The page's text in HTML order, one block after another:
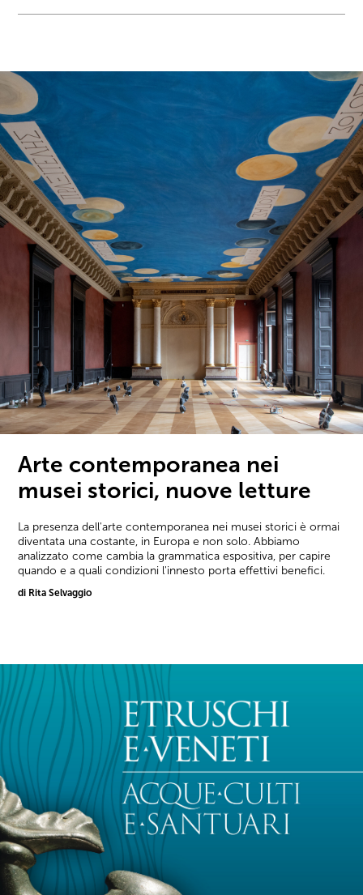
Arte contemporanea nei
musei storici, nuove letture
La presenza dell'arte contemporanea nei musei storici è ormai
diventata una costante, in Europa e non solo. Abbiamo
analizzato come cambia la grammatica espositiva, per capire
quando e a quali condizioni l'innesto porta effettivi benefici.
di Rita Selvaggio